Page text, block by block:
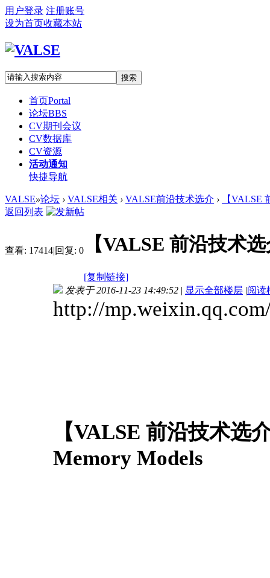
用户登录 注册账号
设为首页收藏本站
搜索
首页Portal
论坛BBS
CV期刊会议
CV数据库
CV资源
活动通知
快捷导航
VALSE»论坛 › VALSE相关 › VALSE前沿技术选介 ›
【VALSE
返回列表
查看: 17414|回复: 0 【VALSE 前沿技术
[复制链接]
发表于 2016-11-23 14:49:52 | 显示全部楼层 |阅读
http://
【VALSE 前沿技术选
Memory Models